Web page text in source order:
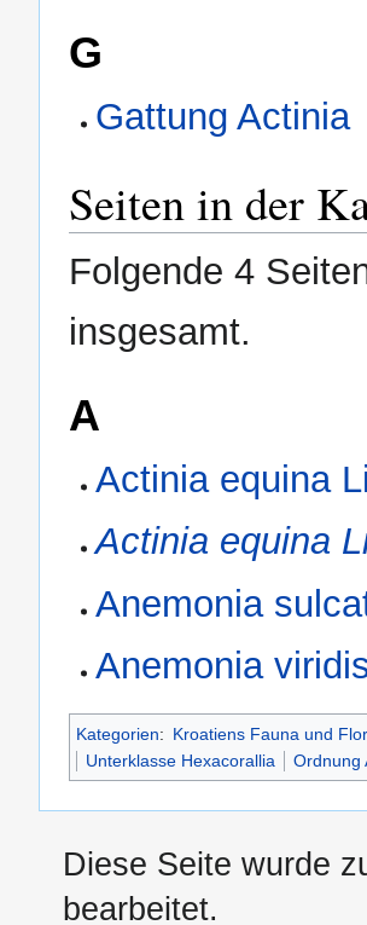
G
Gattung Actinia
Seiten in der
Folgende 4
insgesamt.
A
Actinia equina
Actinia equina
Anemonia
Anemonia
Kategorien: Kroatiens Fauna und
Unterklasse Hexacorallia
Ordnung
Diese Seite wurde
bearbeitet.